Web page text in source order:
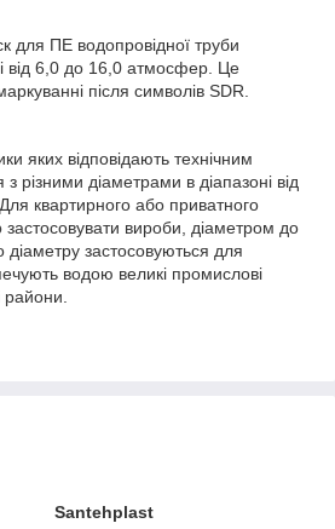
для ПЕ водопровідної труби
від 6,0 до 16,0 атмосфер. Це
після символів SDR.
яких відповідають технічним
різними діаметрами в діапазоні від
квартирного або приватного
вироби, діаметром до
застосовуються для
водою великі промислові
райони.
Santehplast